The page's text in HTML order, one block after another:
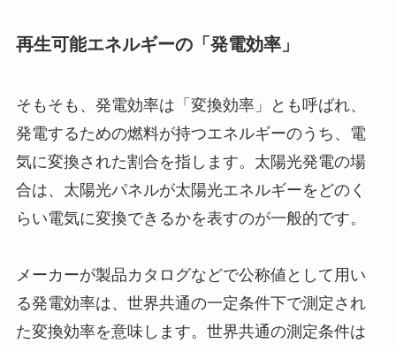
再生可能エネルギーの「発電効率」
そもそも、発電効率は「変換効率」とも呼ばれ、
発電するための燃料が持つエネルギーのうち、電
気に変換された割合を指します。太陽光発電の場
合は、太陽光パネルが太陽光エネルギーをどのく
らい電気に変換できるかを表すのが一般的です。
メーカーが製品カタログなどで公称値として用い
る発電効率は、世界共通の一定条件下で測定され
た変換効率を意味します。世界共通の測定条件は